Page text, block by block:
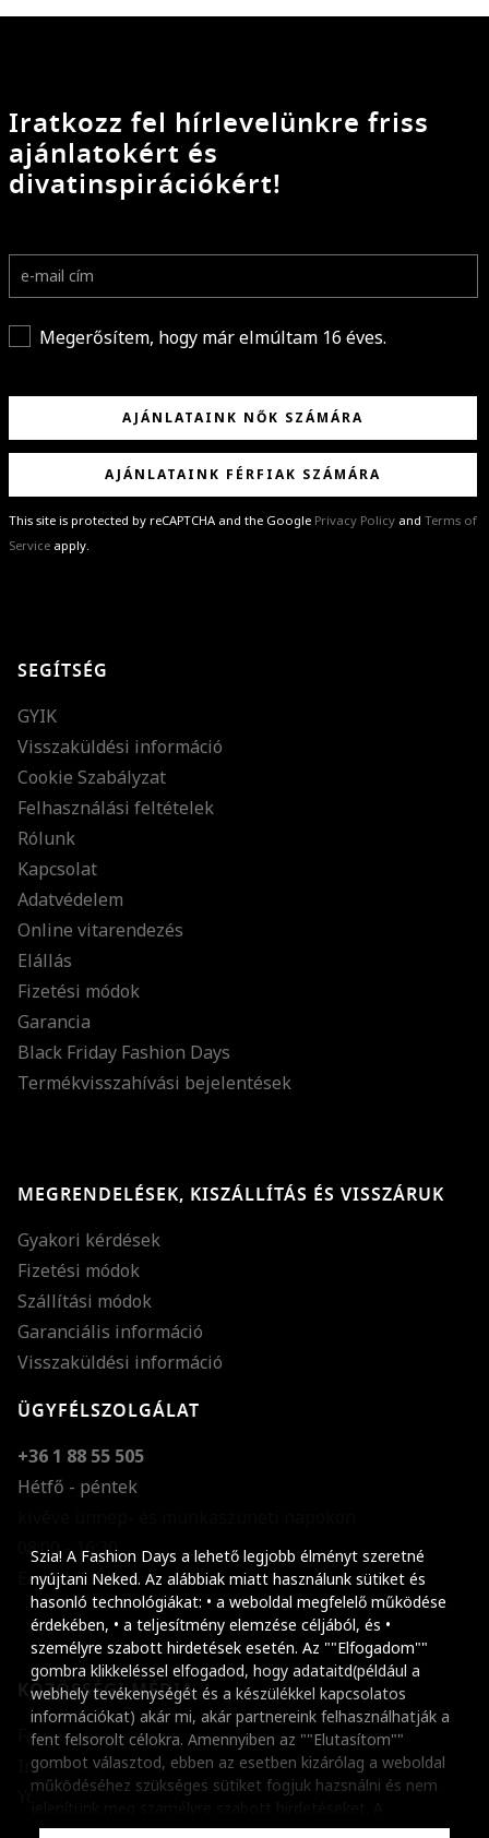
Szia! A Fashion Days a lehető legjobb élményt szeretné
nyújtani Neked. Az alábbiak miatt használunk sütiket és
hasonló technológiákat: • a weboldal megfelelő működése
érdekében, • a teljesítmény elemzése céljából, és •
személyre szabott hirdetések esetén. Az ""Elfogadom""
gombra klikkeléssel elfogadod, hogy adataitd(például a
webhely tevékenységét és a készülékkel kapcsolatos
információkat) akár mi, akár partnereink felhasználhatják a
fent felsorolt célokra. Amennyiben az ""Elutasítom""
gombot választod, ebben az esetben kizárólag a weboldal
működéséhez szükséges sütiket fogjuk hazsnálni és nem
beállításaidat bármikor módosíthatod, a ""Beállítások
Iratkozz fel hírlevelünkre friss
ajánlatokért és
divatinspirációkért!
Megerősítem, hogy már elmúltam 16 éves.
AJÁNLATAINK NŐK SZÁMÁRA
AJÁNLATAINK FÉRFIAK SZÁMÁRA
This site is protected by reCAPTCHA and the Google Privacy Policy and Terms of
Service apply.
különleges ajánlatainkat és stílustippjeinket!
SEGÍTSÉG
GYIK
Visszaküldési információ
Cookie Szabályzat
Felhasználási feltételek
Rólunk
Kapcsolat
Adatvédelem
Online vitarendezés
Elállás
Fizetési módok
Garancia
Black Friday Fashion Days
Termékvisszahívási bejelentések
MEGRENDELÉSEK, KISZÁLLÍTÁS ÉS VISSZÁRUK
Gyakori kérdések
Fizetési módok
Szállítási módok
Garanciális információ
Visszaküldési információ
ÜGYFÉLSZOLGÁLAT
+36 1 88 55 505
Hétfő - péntek
08:00 - 16:30
E-mail küldése
KÖZÖSSÉGI MÉDIA
Facebook
Instagram
Youtube
Szöveg méretének
Szóköz növelése
Szóköz csökkentése
Sortávolság
Sortávolság
Színek invertálása
Szürke